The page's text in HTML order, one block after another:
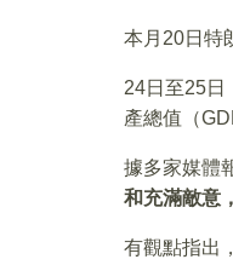
本月20日特
24日至25日
產總值（
據多家媒體
和充滿敵意
有觀點指出